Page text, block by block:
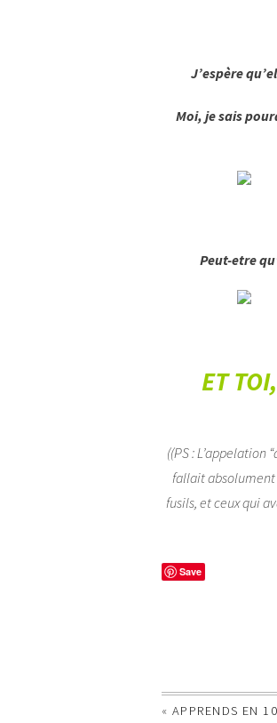
J’espère
Moi, je sais
Peut-etre
ET
((PS :
fallait absolument
fusils, et ceux qui
Save
« APPRENDS EN